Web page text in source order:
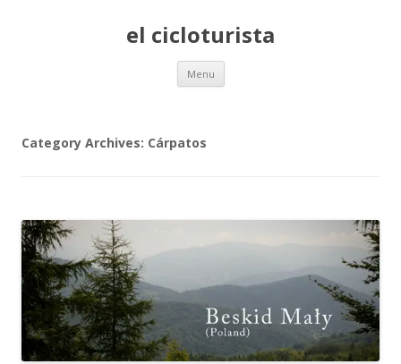
el cicloturista
Menu Skip to content
Category Archives: Cárpatos